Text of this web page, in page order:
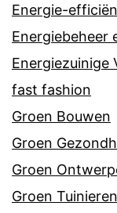
Energie-
Energiebeheer
Energiezuinige
fast fashion
Groen Bouwen
Groen
Groen
Groen Tuinieren